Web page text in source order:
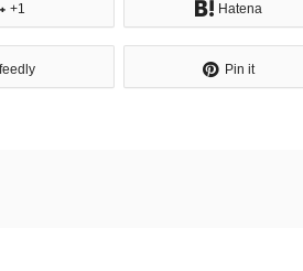
+1 Hatena
feedly Pin it